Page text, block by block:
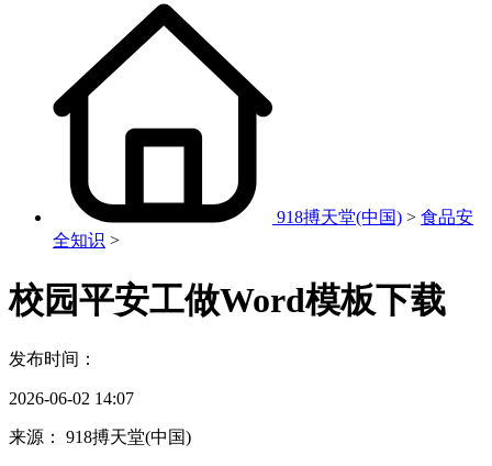
918搏天堂(中国) > 食品安
全知识 >
校园平安工做Word模板下载
发布时间：
2026-06-02 14:07
来源： 918搏天堂(中国)